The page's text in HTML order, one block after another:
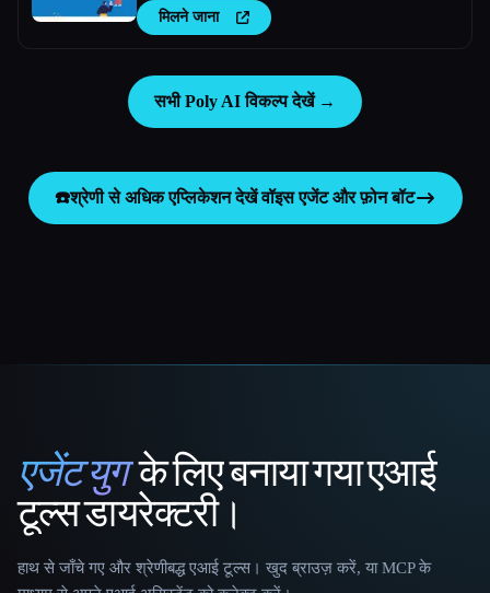
मिलने जाना
सभी Poly AI विकल्प देखें →
☎️श्रेणी से अधिक एप्लिकेशन देखेंवॉइस एजेंट और फ़ोन बॉट
That AI Collection
एजेंट युगके लिए बनाया गया एआई
टूल्स डायरेक्टरी।
हाथ से जाँचे गए और श्रेणीबद्ध एआई टूल्स। खुद ब्राउज़ करें, या MCP के